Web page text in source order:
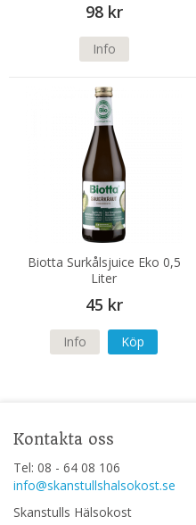
98 kr
Info
Biotta Surkålsjuice Eko 0,5
Liter
45 kr
Info Köp
Kontakta oss
Tel: 08 - 64 08 106
info@skanstullshalsokost.se
Skanstulls Hälsokost